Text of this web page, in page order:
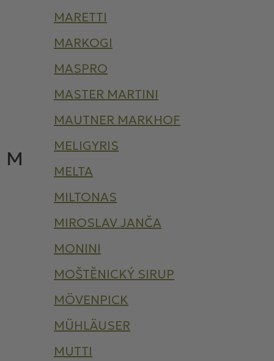
M
MARETTI
MARKOGI
MASPRO
MASTER MARTINI
MAUTNER MARKHOF
MELIGYRIS
MELTA
MILTONAS
MIROSLAV JANČA
MONINI
MOŠTĚNICKÝ SIRUP
MÖVENPICK
MÜHLÄUSER
MUTTI